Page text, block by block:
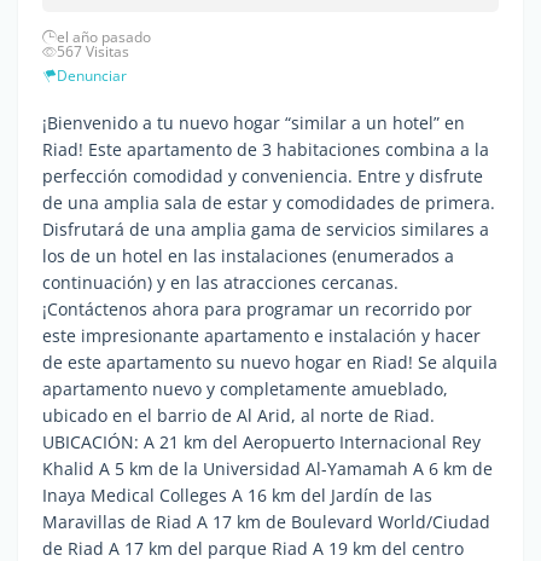
el año pasado
567 Visitas
Denunciar
¡Bienvenido a tu nuevo hogar “similar a un hotel” en
Riad! Este apartamento de 3 habitaciones combina a la
perfección comodidad y conveniencia. Entre y disfrute
de una amplia sala de estar y comodidades de primera.
Disfrutará de una amplia gama de servicios similares a
los de un hotel en las instalaciones (enumerados a
continuación) y en las atracciones cercanas.
¡Contáctenos ahora para programar un recorrido por
este impresionante apartamento e instalación y hacer
de este apartamento su nuevo hogar en Riad! Se alquila
apartamento nuevo y completamente amueblado,
ubicado en el barrio de Al Arid, al norte de Riad.
UBICACIÓN: A 21 km del Aeropuerto Internacional Rey
Khalid A 5 km de la Universidad Al-Yamamah A 6 km de
Inaya Medical Colleges A 16 km del Jardín de las
Maravillas de Riad A 17 km de Boulevard World/Ciudad
de Riad A 17 km del parque Riad A 19 km del centro